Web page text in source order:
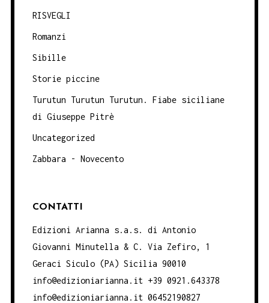
RISVEGLI
Romanzi
Sibille
Storie piccine
Turutun Turutun Turutun. Fiabe siciliane
di Giuseppe Pitrè
Uncategorized
Zabbara - Novecento
CONTATTI
Edizioni Arianna s.a.s. di Antonio
Giovanni Minutella & C. Via Zefiro, 1
Geraci Siculo (PA) Sicilia 90010
info@edizioniarianna.it +39 0921.643378
info@edizioniarianna.it 06452190827